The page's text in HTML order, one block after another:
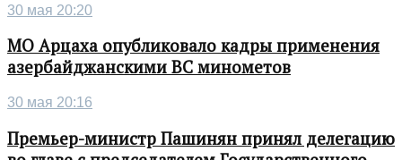
30 мая 20:20
МО Арцаха опубликовало кадры применения
азербайджанскими ВС минометов
30 мая 20:16
Премьер-министр Пашинян принял делегацию